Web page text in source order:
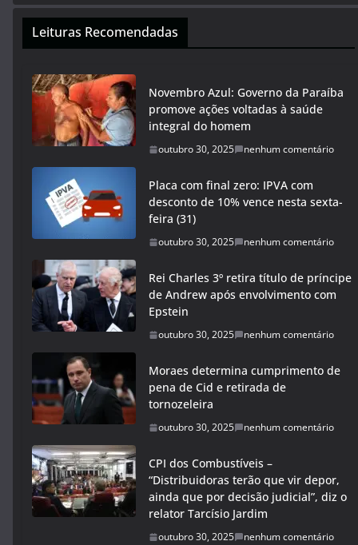
Leituras Recomendadas
Novembro Azul: Governo da Paraíba
promove ações voltadas à saúde
integral do homem
outubro 30, 2025 nenhum comentário
Placa com final zero: IPVA com
desconto de 10% vence nesta sexta-
feira (31)
outubro 30, 2025 nenhum comentário
Rei Charles 3º retira título de príncipe
de Andrew após envolvimento com
Epstein
outubro 30, 2025 nenhum comentário
Moraes determina cumprimento de
pena de Cid e retirada de
tornozeleira
outubro 30, 2025 nenhum comentário
CPI dos Combustíveis –
“Distribuidoras terão que vir depor,
ainda que por decisão judicial”, diz o
relator Tarcísio Jardim
outubro 30, 2025 nenhum comentário